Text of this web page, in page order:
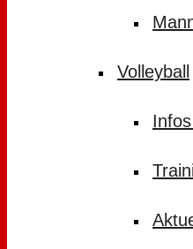
Volleyball
Infos